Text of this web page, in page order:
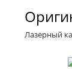
G&G
Kodak
Лазерный